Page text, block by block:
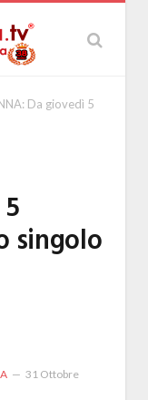
Da giovedì 5
singolo
31 Ottobre